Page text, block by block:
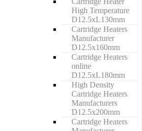
High Temperature
D12.5xL130mm
Cartridge Heaters
Manufacturer
D12.5x160mm
Cartridge Heaters
online
D12.5xL180mm
High Density
Cartridge Heaters
Manufacturers
D12.5x200mm
Cartridge Heaters